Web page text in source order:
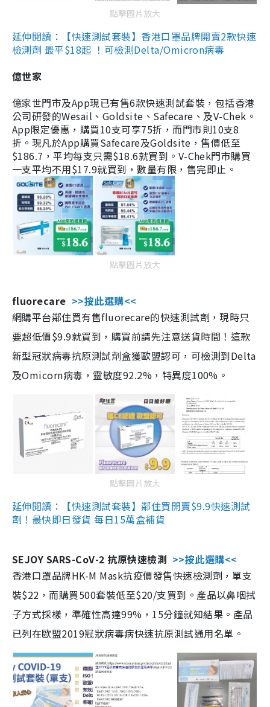
點擊圖片放大
延伸閱讀：【快速測試套裝】香港口罩品牌開賣2款快速
檢測劑 最平$18起 ！可檢測Delta/Omicron病毒
億世家
億家世門市及App現已有售6款快速測試套裝，包括香港
公司研發的Wesail、Goldsite、Safecare、及V-Chek。
App限定優惠，購買10支可享75折，而門市則10支8
折。現凡於App購買Safecare及Goldsite，售價低至
$186.7，平均每支只需$18.6就買到。V-Chek門市購買
一支平均不用$17.9就買到，數量有限，售完即止。
點擊圖片放大
fluorecare >>按此選購<<
網購平台鄰住買有售fluorecare的快速測試劑，現時只
要超低價$9.9就買到，購買前請先注意送貨時間！這款
新型冠狀病毒抗原測試劑盒獲歐盟認可，可檢測到Delta
及Omicorn病毒，靈敏度92.2%，特異度100%。
點擊圖片放大
延伸閱讀：【快速測試套裝】鄰住買開賣$9.9快速測試
劑！最快即日發貨 每日15萬盒補貨
SEJOY SARS-CoV-2 抗原快速檢測 >>按此選購<<
香港口罩品牌HK-M Mask抗疫價發售快速檢測劑，單支
裝$22，而購買500套裝低至$20/支買到。產品以鼻咽拭
子方式採樣，準確性高達99%，15分鐘就知結果。產品
已列在歐盟2019冠狀病毒病快速抗原測試通用名單。